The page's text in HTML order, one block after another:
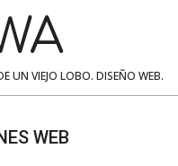
UN VIEJO LOBO. DISEÑO WEB.
WEB